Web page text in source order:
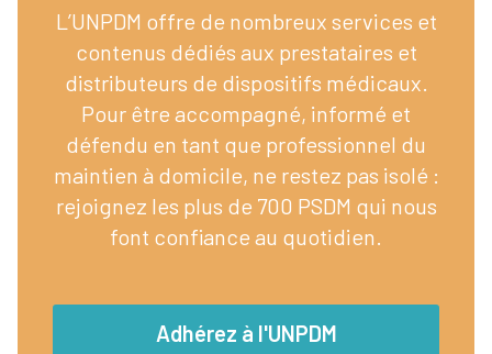
L’UNPDM offre de nombreux services et
contenus dédiés aux prestataires et
distributeurs de dispositifs médicaux.
Pour être accompagné, informé et
défendu en tant que professionnel du
maintien à domicile, ne restez pas isolé :
rejoignez les plus de 700 PSDM qui nous
font confiance au quotidien.
Adhérez à l'UNPDM